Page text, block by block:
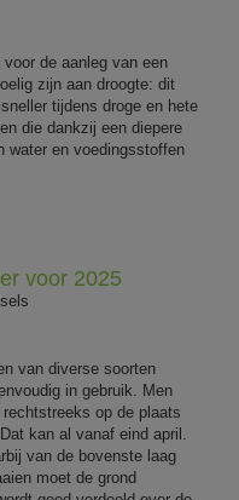
de aanleg van een
zijn aan droogte: dit
tijdens droge en hete
die dankzij een diepere
water en voedingsstoffen
voor 2025
van diverse soorten
in gebruik. Men
op de plaats
kan al vanaf eind april.
van de bovenste laag
moet de grond